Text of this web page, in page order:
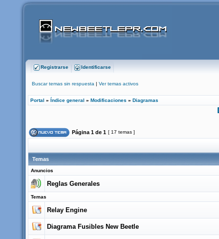
Registrarse Identificarse
Buscar temas sin respuesta | Ver temas activos
Portal » Índice general » Modificaciones » Diagramas
Página 1 de 1 [ 17 temas ]
Temas
Anuncios
Reglas Generales
Temas
Relay Engine
Diagrama Fusibles New Beetle